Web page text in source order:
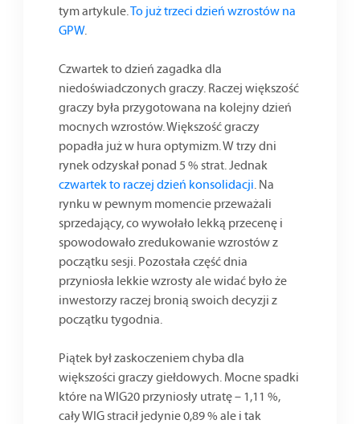
tym artykule. To już trzeci dzień wzrostów na
GPW.
Czwartek to dzień zagadka dla
niedoświadczonych graczy. Raczej większość
graczy była przygotowana na kolejny dzień
mocnych wzrostów. Większość graczy
popadła już w hura optymizm. W trzy dni
rynek odzyskał ponad 5 % strat. Jednak
czwartek to raczej dzień konsolidacji . Na
rynku w pewnym momencie przeważali
sprzedający, co wywołało lekką przecenę i
spowodowało zredukowanie wzrostów z
początku sesji. Pozostała część dnia
przyniosła lekkie wzrosty ale widać było że
inwestorzy raczej bronią swoich decyzji z
początku tygodnia.
Piątek był zaskoczeniem chyba dla
większości graczy giełdowych. Mocne spadki
które na WIG20 przyniosły utratę – 1,11 %,
cały WIG stracił jedynie 0,89 % ale i tak